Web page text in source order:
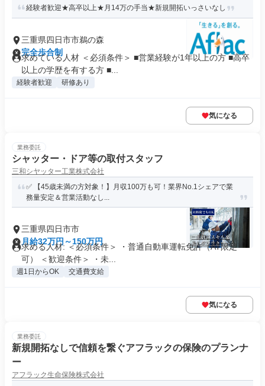
経験者歓迎★高卒以上★月14万の手当★新規開拓いっさいなし
三重県四日市市鵜の森
完全歩合制
求めている人材 ＜必須条件＞ ■営業経験が1年以上の方 ■高卒
以上の学歴を有する方 ■...
経験者歓迎 研修あり
気になる
業務委託
シャッター・ドア等の取付スタッフ
三和シヤッター工業株式会社
✅ 【45歳未満の方対象！】月収100万も可！業界No.1シェアで業
務量安定＆営業活動なし...
三重県四日市市
月給32万円～150万円
求める人材: ＜必須条件＞ ・普通自動車運転免許（AT限定
可） ＜歓迎条件＞ ・未...
週1日からOK 交通費支給
気になる
業務委託
新規開拓なしで信頼を繋ぐアフラックの保険のプランナ
ー
アフラック生命保険株式会社